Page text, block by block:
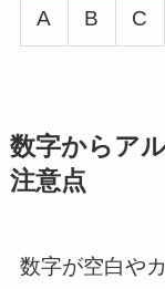
A B C
数字からア
注意点
数字が空白や